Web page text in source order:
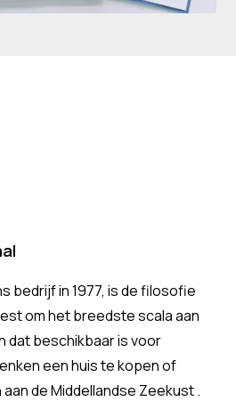
bedrijf in 1977, is de filosofie
om het breedste scala aan
dat beschikbaar is voor
een huis te kopen of
de Middellandse Zeekust .